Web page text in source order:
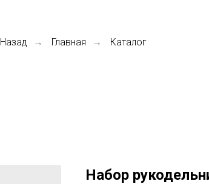
Назад → Главная → Каталог
Набор